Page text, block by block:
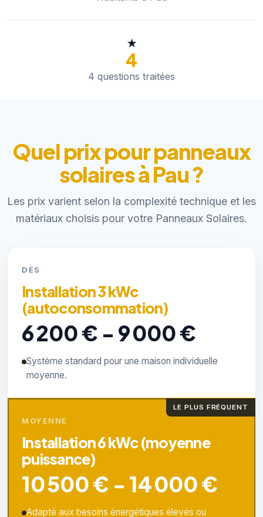
★
4
4 questions traitées
Quel prix pour panneaux
solaires à Pau ?
Les prix varient selon la complexité technique et les
matériaux choisis pour votre Panneaux Solaires.
DÈS
Installation 3 kWc
(autoconsommation)
6 200 € - 9 000 €
Système standard pour une maison individuelle
moyenne.
LE PLUS FRÉQUENT
MOYENNE
Installation 6 kWc (moyenne
puissance)
10 500 € - 14 000 €
Adapté aux besoins énergétiques élevés ou